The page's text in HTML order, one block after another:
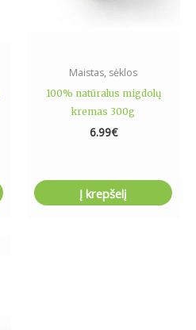
Maistas, sėklos
100% natūralus migdolų
kremas 300g
6.99€
Į krepšelį